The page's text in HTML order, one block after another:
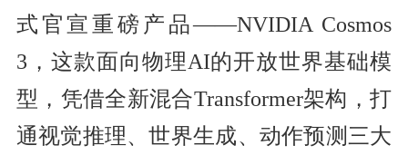
式官宣重磅产品——NVIDIA Cosmos
3，这款面向物理AI的开放世界基础模
型，凭借全新混合Transformer架构，打
通视觉推理、世界生成、动作预测三大